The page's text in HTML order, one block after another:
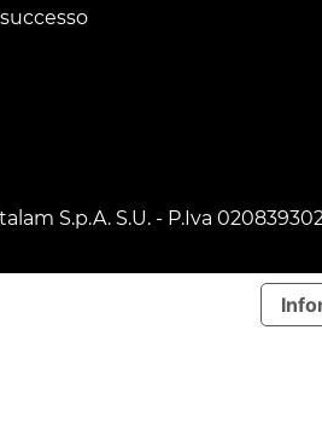
S.p.A. S.U. - P.Iva